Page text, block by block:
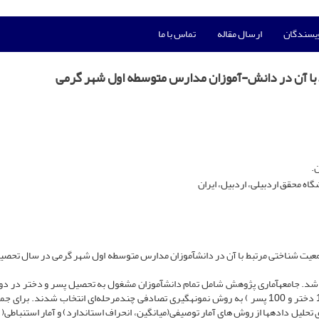
ارسال مقاله تماس با ما
آن در دانش-آموزان مدارس متوسطه اول شهر گرمی
محقق اردبیلی، اردبیل، ایران
جامعه­آماری پژوهش شامل تمام دانش­آموزان مشغول به تحصیل پسر و دختر در
متوسطه شهرستان گرمی بود. نمونه­ای به تعداد 200 نفر( 100 دختر و 100 پسر ) به روش نمونه­گیری تصادفی چندمرحله‌ای انتخاب
داده­ها از روش های آمار توصیفی(میانگین، انحراف استاندارد) و آمار